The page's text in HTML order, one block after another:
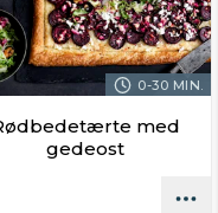
0-30 MIN.
med
gedeost